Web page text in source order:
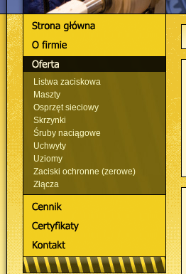
Listwa zaciskowa
Maszty
Osprzęt sieciowy
Skrzynki
Śruby naciągowe
Uchwyty
Uziomy
Zaciski ochronne (zerowe)
Złącza